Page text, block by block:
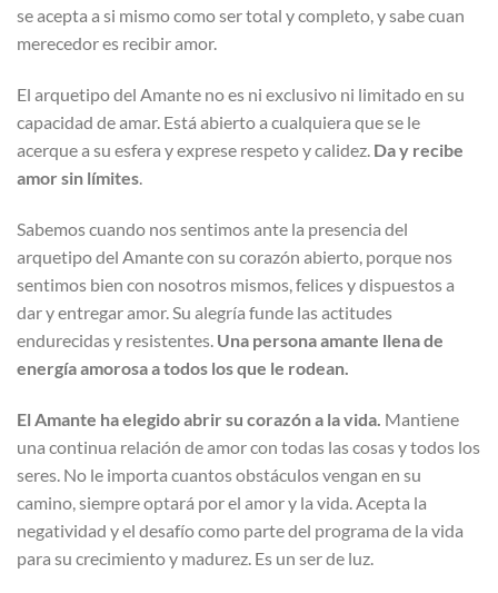
se acepta a si mismo como ser total y completo, y sabe cuan
merecedor es recibir amor.
El arquetipo del Amante no es ni exclusivo ni limitado en su
capacidad de amar. Está abierto a cualquiera que se le
acerque a su esfera y exprese respeto y calidez. Da y recibe
amor sin límites.
Sabemos cuando nos sentimos ante la presencia del
arquetipo del Amante con su corazón abierto, porque nos
sentimos bien con nosotros mismos, felices y dispuestos a
dar y entregar amor. Su alegría funde las actitudes
endurecidas y resistentes. Una persona amante llena de
energía amorosa a todos los que le rodean.
El Amante ha elegido abrir su corazón a la vida. Mantiene
una continua relación de amor con todas las cosas y todos los
seres. No le importa cuantos obstáculos vengan en su
camino, siempre optará por el amor y la vida. Acepta la
negatividad y el desafío como parte del programa de la vida
para su crecimiento y madurez. Es un ser de luz.